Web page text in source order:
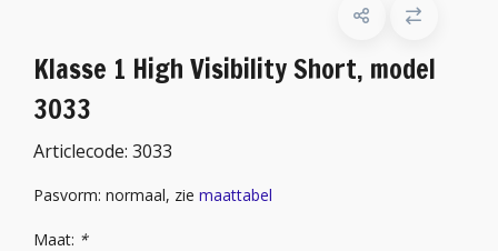
Klasse 1 High Visibility Short, model
3033
Articlecode: 3033
Pasvorm: normaal, zie maattabel
Maat: *